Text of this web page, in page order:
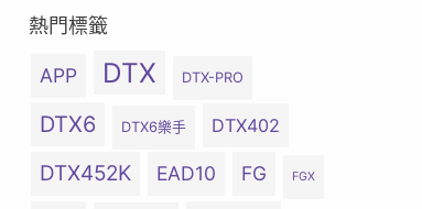
熱門標籤
APP DTX DTX-PRO
DTX6 DTX6樂手 DTX402
DTX452K EAD10 FG FGX